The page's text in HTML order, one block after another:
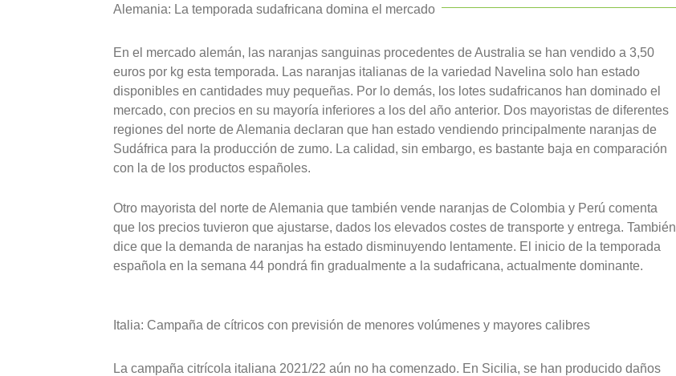
Alemania: La temporada sudafricana domina el mercado
En el mercado alemán, las naranjas sanguinas procedentes de Australia se han vendido a 3,50
euros por kg esta temporada. Las naranjas italianas de la variedad Navelina solo han estado
disponibles en cantidades muy pequeñas. Por lo demás, los lotes sudafricanos han dominado el
mercado, con precios en su mayoría inferiores a los del año anterior. Dos mayoristas de diferentes
regiones del norte de Alemania declaran que han estado vendiendo principalmente naranjas de
Sudáfrica para la producción de zumo. La calidad, sin embargo, es bastante baja en comparación
con la de los productos españoles.
Otro mayorista del norte de Alemania que también vende naranjas de Colombia y Perú comenta
que los precios tuvieron que ajustarse, dados los elevados costes de transporte y entrega. También
dice que la demanda de naranjas ha estado disminuyendo lentamente. El inicio de la temporada
española en la semana 44 pondrá fin gradualmente a la sudafricana, actualmente dominante.
Italia: Campaña de cítricos con previsión de menores volúmenes y mayores calibres
La campaña citrícola italiana 2021/22 aún no ha comenzado. En Sicilia, se han producido daños